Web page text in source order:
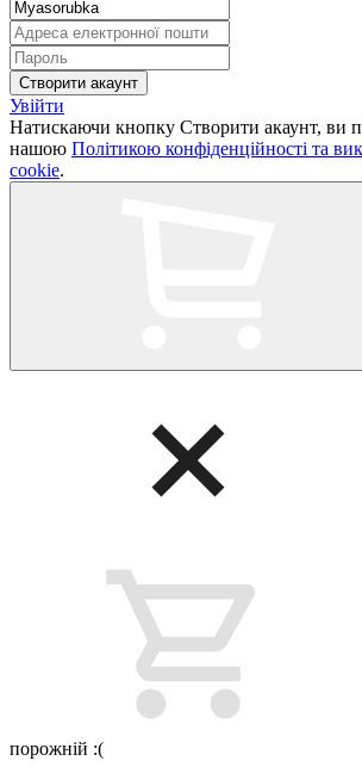
Увійти
Натискаючи кнопку Створити акаунт, ви
нашою Політикою конфіденційності та
cookie.
порожній :(